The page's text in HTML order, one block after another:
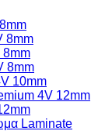
8mm
8mm
8mm
10mm
4V 12mm
Laminate